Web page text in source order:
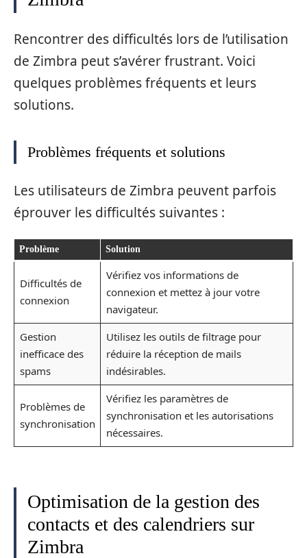
Rencontrer des difficultés lors de l’utilisation
de Zimbra peut s’avérer frustrant. Voici
quelques problèmes fréquents et leurs
solutions.
Problèmes fréquents et solutions
Les utilisateurs de Zimbra peuvent parfois
éprouver les difficultés suivantes :
Problème Solution
Difficultés de
connexion
Vérifiez vos informations de
connexion et mettez à jour votre
navigateur.
Gestion
inefficace des
spams
Utilisez les outils de filtrage pour
réduire la réception de mails
indésirables.
Problèmes de
synchronisation
Vérifiez les paramètres de
synchronisation et les autorisations
nécessaires.
Optimisation de la gestion des
contacts et des calendriers sur
Zimbra